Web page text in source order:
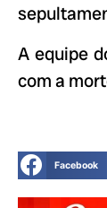
A equipe
com a
Facebook